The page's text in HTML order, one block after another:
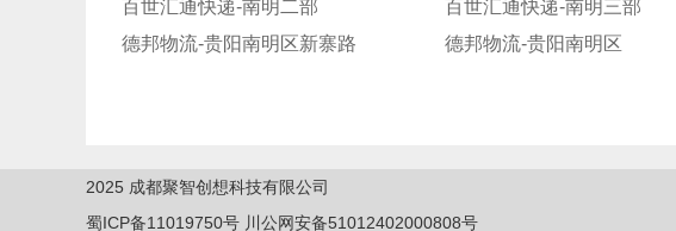
百世汇通快递-南明二部
百世汇通快递-南明三部
德邦物流-贵阳南明区新寨路
德邦物流-贵阳南明区
2025 成都聚智创想科技有限公司
蜀ICP备11019750号 川公网安备51012402000808号